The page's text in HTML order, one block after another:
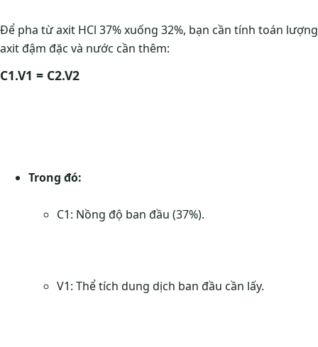
Để pha từ axit HCl 37% xuống 32%, bạn cần tính toán lượng
axit đậm đặc và nước cần thêm:
C1.V1 = C2.V2
Trong đó:
C1: Nồng độ ban đầu (37%).
V1: Thể tích dung dịch ban đầu cần lấy.